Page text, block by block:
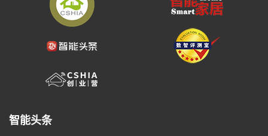
智能头条